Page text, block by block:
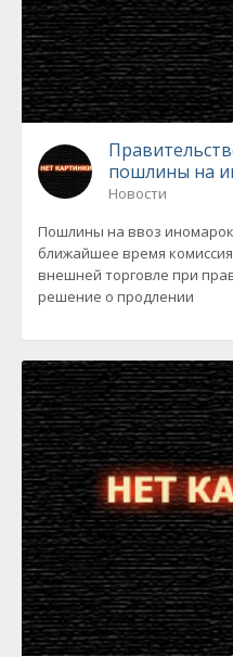
пошлины на
Новости
Пошлины на ввоз
ближайшее время
внешней торговле при
решение о продлении